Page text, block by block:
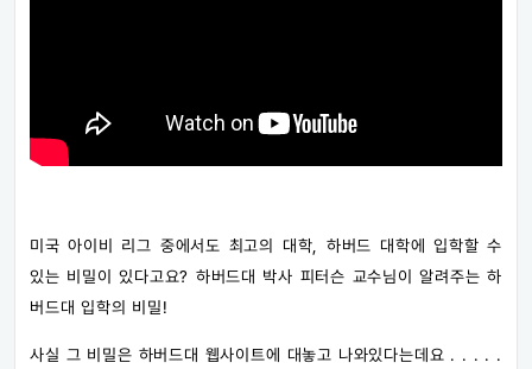
미국 아이비 리그 중에서도 최고의 대학, 하버드 대학에 입학할 수
있는 비밀이 있다고요? 하버드대 박사 피터슨 교수님이 알려주는 하
버드대 입학의 비밀!
사실 그 비밀은 하버드대 웹사이트에 대놓고 나와있다는데요 . . . . .